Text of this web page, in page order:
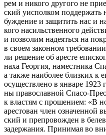
рем и ни­ко­го дру­го­го не
ский уис­пол­ком под­дер­жать
буж­де­ние и за­щи­тить нас и
ко­го на­силь­ствен­но­го
и поз­во­лим на­де­ять­ся на
в сво­ем за­кон­ном
ли ре­ше­ние об аре­сте
на­ха Ге­ор­гия, на­мест­ни­ка
а так­же наи­бо­лее близ­ких к
осу­ществ­ле­но в ян­ва­ре 1923
ны пра­во­слав­ной Спа­со-
к вла­стям с про­ше­ни­ем: «В
аре­сто­ван член
ский и пре­про­вож­ден в
за­дер­жа­ния. При­ни­мая во